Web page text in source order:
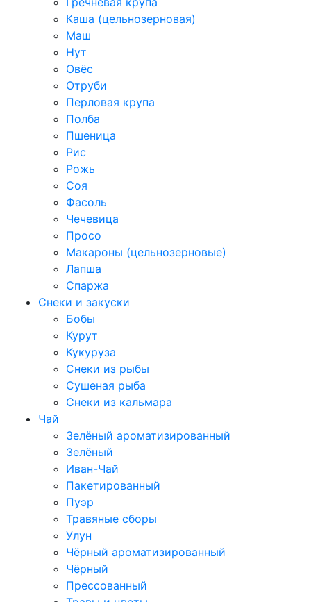
Каша (цельнозерновая)
Маш
Нут
Овёс
Отруби
Перловая крупа
Полба
Пшеница
Рис
Рожь
Соя
Фасоль
Чечевица
Просо
Макароны (цельнозерновые)
Лапша
Спаржа
Снеки и закуски
Бобы
Курут
Кукуруза
Снеки из рыбы
Сушеная рыба
Снеки из кальмара
Чай
Зелёный ароматизированный
Зелёный
Иван-Чай
Пакетированный
Пуэр
Травяные сборы
Улун
Чёрный ароматизированный
Чёрный
Прессованный